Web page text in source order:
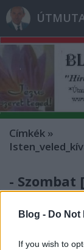
Blog - Do
If you wish to
Címkék »
- Szombat
messzire